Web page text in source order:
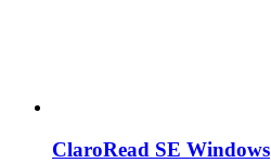
ClaroRead SE Windows